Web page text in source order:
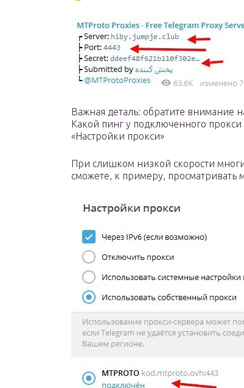
Важная деталь: обратите
Какой пинг у подключенного
«Настройки прокси»
При слишком низкой скорости
сможете, к примеру, просматривать